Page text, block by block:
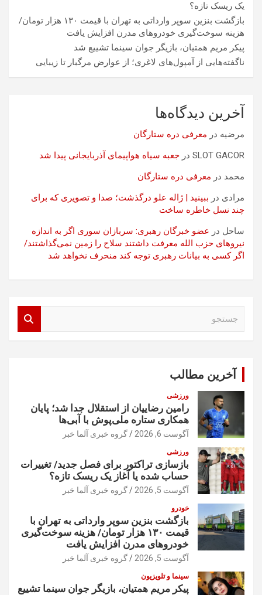
یک ریسک تازه؟
بازگشت بنزین سوپر وارداتی به تهران با قیمت ۱۳۰ هزار تومان/
هزینه سوخت‌گیری خودرو‌های مدرن افزایش یافت
پیکر مریم همتیان، بازیگر جوان سینما تشییع شد
ناگفته‌هایی از آمپول‌های لاغری؛ از عوارض مرگبار تا زیبایی
آخرین دیدگاه‌ها
مرضیه در معرفی دره ستارگان
SLOT GACOR در جعبه سیاه هواپیمای آذربایجانی پیدا شد
محمد در معرفی دره ستارگان
مرادی در ببینید | ژاله علو درگذشت؛ صدا و تصویری که برای
چند نسل خاطره ساخت
ساحل در عضو خبرگان رهبری: سربازان سوری اگر به اندازه
نیروهای حزب الله معرفت داشتند سلاح را زمین نمی‌گذاشتند/
اگر کسی به بیانات رهبری توجه کند منحرف نخواهد شد
آخرین مطالب
ورزشی
رامین رضاییان از استقلال جدا شد؛ پایان
همکاری ستاره ملی‌پوش با آبی‌ها
آگوست 6, 2026 گروه خبری آلما خبر
ورزشی
بازسازی تراکتور برای فصل جدید/ تغییرات
حساب شده یا آغاز یک ریسک تازه؟
آگوست 5, 2026 گروه خبری آلما خبر
خودرو
بازگشت بنزین سوپر وارداتی به تهران با
قیمت ۱۳۰ هزار تومان/ هزینه سوخت‌گیری
خودرو‌های مدرن افزایش یافت
آگوست 5, 2026 گروه خبری آلما خبر
سینما و تلویزیون
پیکر مریم همتیان، بازیگر جوان سینما تشییع